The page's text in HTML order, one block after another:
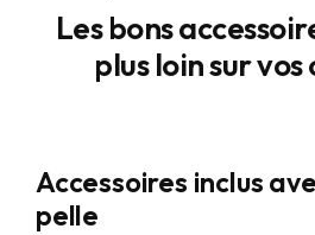
Les bons
plus loin sur
Accessoires inclus
pelle